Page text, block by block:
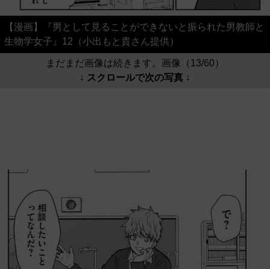
【漫画】『男として見ることができないと振られた男教師と
生物学女子』12（小出もと貴さん提供）
まだまだ画像は続きます。画像（13/60）
↓ スクロールで次の写真 ↓